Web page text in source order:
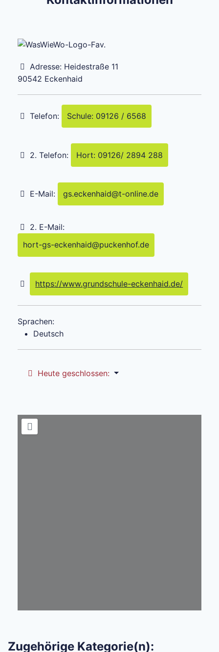
Adresse: Heidestraße 11
90542 Eckenhaid
Telefon: Schule: 09126 / 6568
2. Telefon: Hort: 09126/ 2894 288
E-Mail: gs.eckenhaid@t-online.de
2. E-Mail:
hort-gs-eckenhaid@puckenhof.de
https://www.grundschule-eckenhaid.de/
Sprachen:
Deutsch
Heute geschlossen:
Zugehörige Kategorie(n):